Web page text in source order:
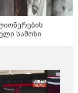
მასწავლებელი
ავიწროებდა,
წაქეზება იყო" -
სამოსი